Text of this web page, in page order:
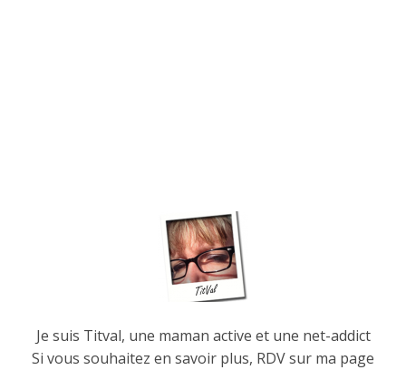
Je suis Titval, une maman active et une net-addict
Si vous souhaitez en savoir plus, RDV sur ma page